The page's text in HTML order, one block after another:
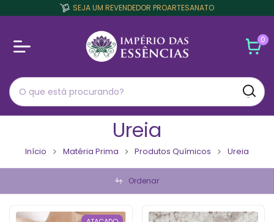
SEJA UM REVENDEDOR PROARTESANATO
0
Ureia
Início Matéria Prima Produtos Químicos Ureia
Ordenar